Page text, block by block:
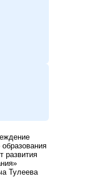
развития
Тулеева